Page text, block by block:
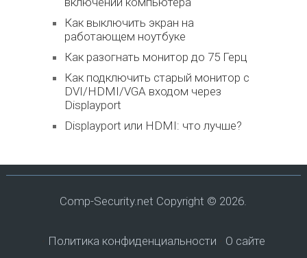
Как выключить экран на
работающем ноутбуке
Как разогнать монитор до 75 Герц
Как подключить старый монитор с
DVI/HDMI/VGA входом через
Displayport
Displayport или HDMI: что лучше?
Comp-Security.net Copyright © 2026.
Политика конфиденциальности О сайте